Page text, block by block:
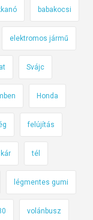
babakocsi
elektromos jármű
Svájc
Honda
felújítás
kár tél
légmentes gumi
volánbusz